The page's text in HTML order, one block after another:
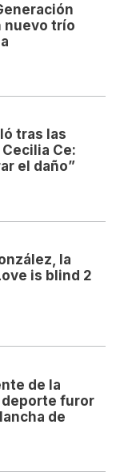
nuevo trío
tras las
Ce:
el daño”
la
is blind 2
de la
furor
de